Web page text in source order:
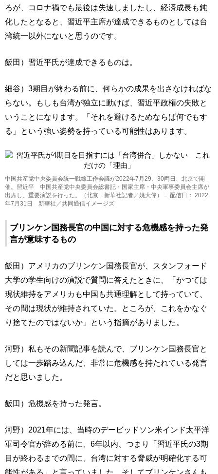
ろが、コロナ禍でも最後は失速しましたし、経済成長も鈍
化したとなると、習近平主席が達成できるものとしては台
湾統一以外にないと思うのです。
飯田）習近平氏が達成できるものは。
細谷）3期目が終わる前に、何らかの成果を出さなければな
らない。もしも台湾が独立に動けば、習近平政権の失敗と
いうことになります。「それを避けるためならば何でもす
る」という強い姿勢を持っている可能性はあります。
中国共産党中央委員会統一戦線工作会議が2022年7月29、30両日、北京で開
催。習近平 中国共産党中央委員会総書記・国家主席・中央軍事委員会主席が
出席し、重要演説を行った。（北京＝新華社記者／姚大偉）＝ 配信日： 2022
年7月31日 新華社／共同通信イメージズ
ブリンケン国務長官の中国に対する危機感を持った発
言が意味するもの
飯田）アメリカのブリンケン国務長官が、スタンフォード
大学の学生向けの演説で質問に答えたときに、「かつては
現状維持をアメリカも中国も共通理解として持っていて、
その間は現状が維持されていた。ところが、これをかなぐ
り捨てたのではないか」という指摘がありました。
河野）私もその新聞記事を読んで、ブリンケン国務長官と
しては一歩踏み込んだ、非常に危機感を持たれている発言
だと思いました。
飯田）危機感を持った発言。
河野）2021年には、当時のデービッドソン米インド太平洋
軍司令官が辞める前に、6年以内、つまり「習近平氏の3期
目が終わるまでの間に、台湾に対する脅威が明確化する可
能性がある」と言っていました。そしてブリンケンさんも